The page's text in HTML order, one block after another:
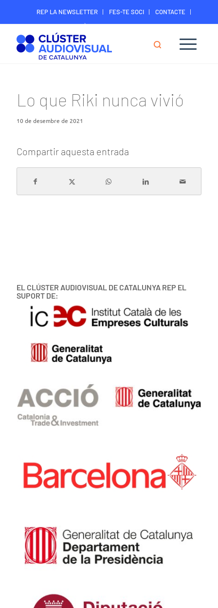
REP LA NEWSLETTER FES-TE SOCI
CONTACTE
ÀREA DIGITAL SOCIS
Lo que Riki nunca vivió
10 de desembre de 2021
Compartir aquesta entrada
EL CLÚSTER AUDIOVISUAL DE CATALUNYA REP EL
SUPORT DE: